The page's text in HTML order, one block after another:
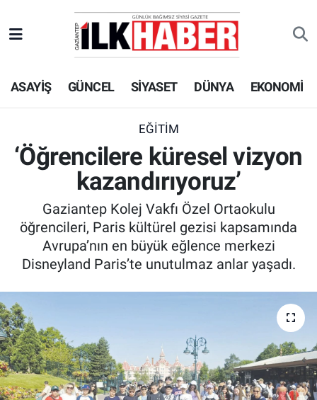
ASAYİŞ GÜNCEL SİYASET DÜNYA EKONOMİ
EĞİTİM
‘Öğrencilere küresel vizyon
kazandırıyoruz’
Gaziantep Kolej Vakfı Özel Ortaokulu
öğrencileri, Paris kültürel gezisi kapsamında
Avrupa’nın en büyük eğlence merkezi
Disneyland Paris’te unutulmaz anlar yaşadı.
EKONOMİ
SİYASET
SPOR
ASAYİŞ
EĞİTİM
Beyoğlu Hava Durumu
Beyoğlu Trafik Yoğunluk Haritası
Süper Lig Puan Durumu ve Fikstür
Tüm Manşetler
Haber Arşivi